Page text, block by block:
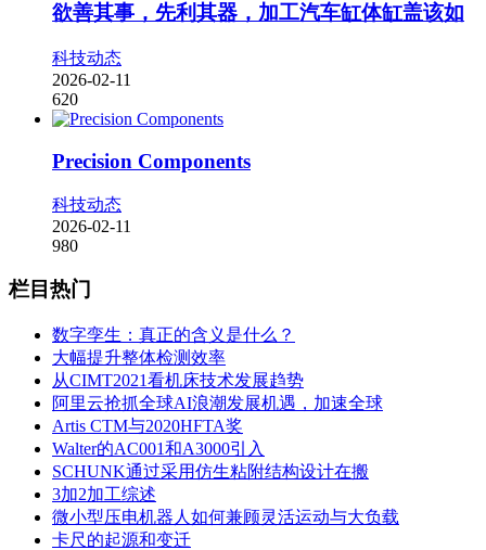
欲善其事，先利其器，加工汽车缸体缸盖该如
科技动态
2026-02-11
620
Precision Components
科技动态
2026-02-11
980
栏目热门
数字孪生：真正的含义是什么？
大幅提升整体检测效率
从CIMT2021看机床技术发展趋势
阿里云抢抓全球AI浪潮发展机遇，加速全球
Artis CTM与2020HFTA奖
Walter的AC001和A3000引入
SCHUNK通过采用仿生粘附结构设计在搬
3加2加工综述
微小型压电机器人如何兼顾灵活运动与大负载
卡尺的起源和变迁